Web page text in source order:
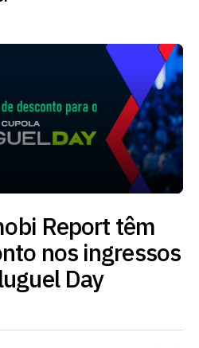
Report têm
nos ingressos
Day